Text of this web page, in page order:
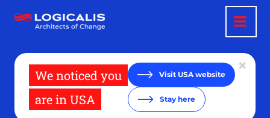
We noticed you
are in USA
Visit USA website
Stay here